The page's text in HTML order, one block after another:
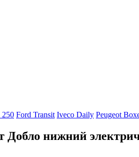
250 Ford Transit Iveco Daily Peugeot
Добло нижний